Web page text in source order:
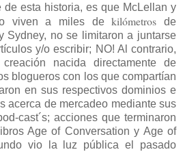
de esta historia, es que McLellan y
viven a miles dekilómetros de
Sydney, no se limitaron a juntarse
y/o escribir; NO! Al contrario,
nacida directamente de
blogueros con los que compartían
en sus respectivos dominios e
acerca de mercadeo mediante sus
cast´s; acciones que terminaron
Age of Conversation y Age of
vio la luz pública el pasado